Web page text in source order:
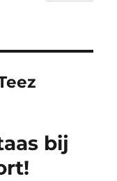
bij